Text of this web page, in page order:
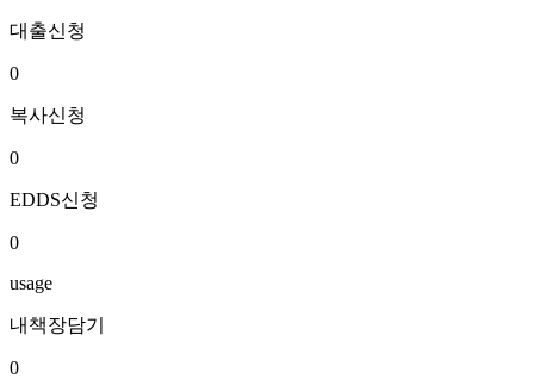
대출신청
0
복사신청
0
EDDS신청
0
usage
내책장담기
0